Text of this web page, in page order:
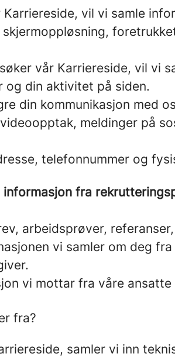
vil vi samle
vår Karriereside, vil vi
og din aktivitet på siden.
din kommunikasjon med
meldinger på
telefonnummer og
fra
arbeidsprøver,
vi samler om deg
vi mottar fra våre ansatte
fra?
samler vi inn